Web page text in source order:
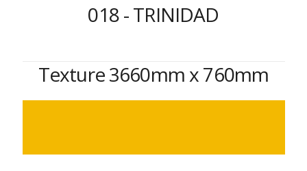
018 - TRINIDAD
Texture 3660mm x 760mm